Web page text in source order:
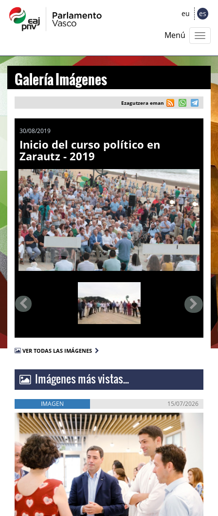
eu es
Menú
Galería Imágenes
Ezagutzera eman
30/08/2019
Inicio del curso político en
Zarautz - 2019
VER TODAS LAS IMÁGENES
Imágenes más vistas...
IMAGEN 15/07/2026